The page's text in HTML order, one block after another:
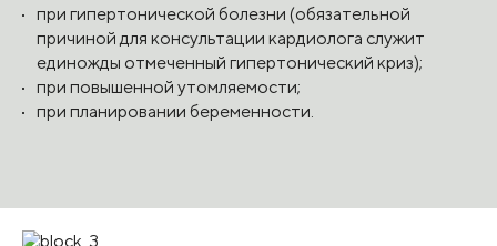
при гипертонической болезни (обязательной
причиной для консультации кардиолога служит
единожды отмеченный гипертонический криз);
при повышенной утомляемости;
при планировании беременности.